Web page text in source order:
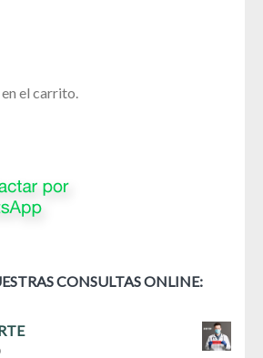
el carrito.
CONSULTAS ONLINE: